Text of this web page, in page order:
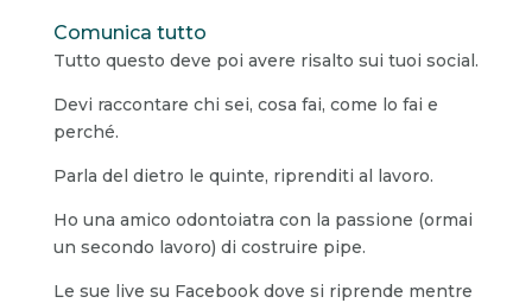
Comunica tutto
Tutto questo deve poi avere risalto sui tuoi social.
Devi raccontare chi sei, cosa fai, come lo fai e
perché.
Parla del dietro le quinte, riprenditi al lavoro.
Ho una amico odontoiatra con la passione (ormai
un secondo lavoro) di costruire pipe.
Le sue live su Facebook dove si riprende mentre